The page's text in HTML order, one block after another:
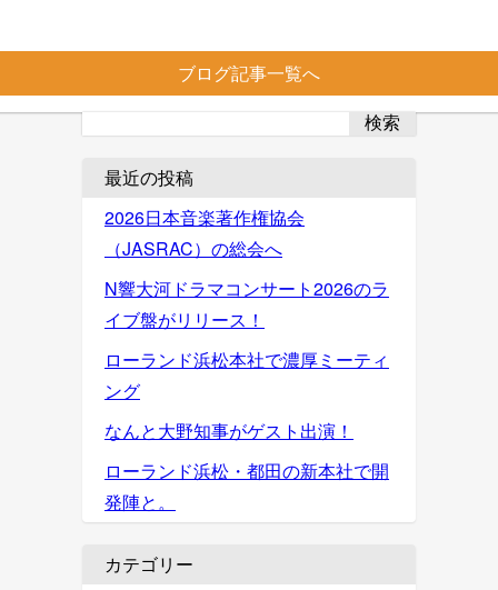
ブログ記事一覧へ
検索
最近の投稿
2026日本音楽著作権協会
（JASRAC）の総会へ
N響大河ドラマコンサート2026のラ
イブ盤がリリース！
ローランド浜松本社で濃厚ミーティ
ング
なんと大野知事がゲスト出演！
ローランド浜松・都田の新本社で開
発陣と。
カテゴリー